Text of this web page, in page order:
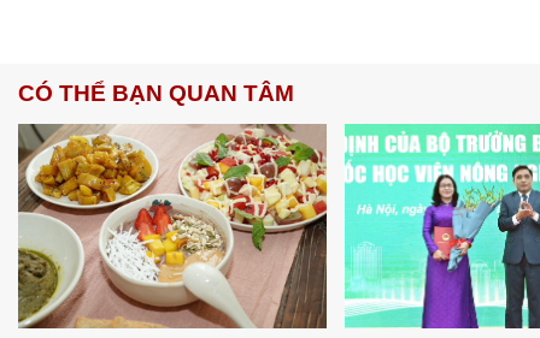
CÓ THỂ BẠN QUAN TÂM